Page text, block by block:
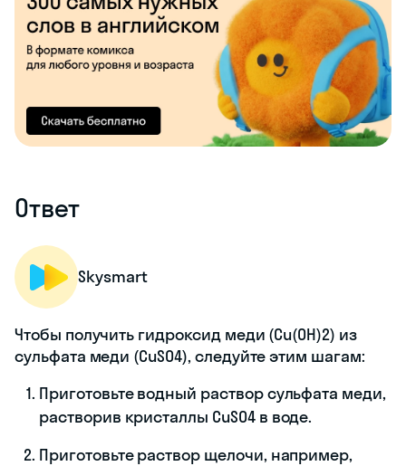
Ответ
Skysmart
Чтобы получить гидроксид меди (Cu(OH)2) из
сульфата меди (CuSO4), следуйте этим шагам:
Приготовьте водный раствор сульфата меди,
растворив кристаллы CuSO4 в воде.
Приготовьте раствор щелочи, например,